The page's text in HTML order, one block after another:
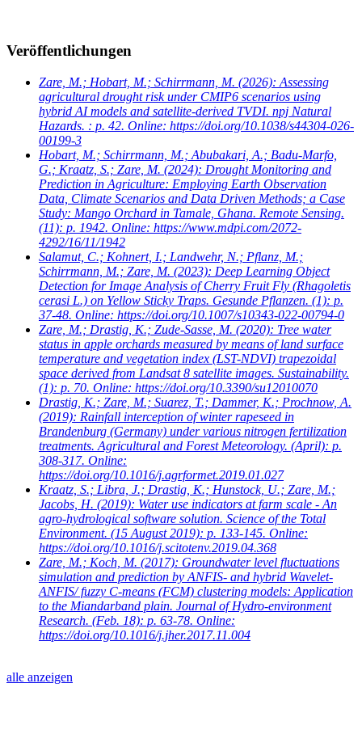
Veröffentlichungen
Zare, M.; Hobart, M.; Schirrmann, M. (2026): Assessing
agricultural drought risk under CMIP6 scenarios using
hybrid AI models and satellite-derived TVDI. npj Natural
Hazards. : p. 42. Online: https://doi.org/10.1038/s44304-026-
00199-3
Hobart, M.; Schirrmann, M.; Abubakari, A.; Badu-Marfo,
G.; Kraatz, S.; Zare, M. (2024): Drought Monitoring and
Prediction in Agriculture: Employing Earth Observation
Data, Climate Scenarios and Data Driven Methods; a Case
Study: Mango Orchard in Tamale, Ghana. Remote Sensing.
(11): p. 1942. Online: https://www.mdpi.com/2072-
4292/16/11/1942
Salamut, C.; Kohnert, I.; Landwehr, N.; Pflanz, M.;
Schirrmann, M.; Zare, M. (2023): Deep Learning Object
Detection for Image Analysis of Cherry Fruit Fly (Rhagoletis
cerasi L.) on Yellow Sticky Traps. Gesunde Pflanzen. (1): p.
37-48. Online: https://doi.org/10.1007/s10343-022-00794-0
Zare, M.; Drastig, K.; Zude-Sasse, M. (2020): Tree water
status in apple orchards measured by means of land surface
temperature and vegetation index (LST-NDVI) trapezoidal
space derived from Landsat 8 satellite images. Sustainability.
(1): p. 70. Online: https://doi.org/10.3390/su12010070
Drastig, K.; Zare, M.; Suarez, T.; Dammer, K.; Prochnow, A.
(2019): Rainfall interception of winter rapeseed in
Brandenburg (Germany) under various nitrogen fertilization
treatments. Agricultural and Forest Meteorology. (April): p.
308-317. Online:
https://doi.org/10.1016/j.agrformet.2019.01.027
Kraatz, S.; Libra, J.; Drastig, K.; Hunstock, U.; Zare, M.;
Jacobs, H. (2019): Water use indicators at farm scale - An
agro-hydrological software solution. Science of the Total
Environment. (15 August 2019): p. 133-145. Online:
https://doi.org/10.1016/j.scitotenv.2019.04.368
Zare, M.; Koch, M. (2017): Groundwater level fluctuations
simulation and prediction by ANFIS- and hybrid Wavelet-
ANFIS/ fuzzy C-means (FCM) clustering models: Application
to the Miandarband plain. Journal of Hydro-environment
Research. (Feb. 18): p. 63-78. Online:
https://doi.org/10.1016/j.jher.2017.11.004
alle anzeigen